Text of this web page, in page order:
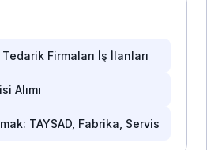
Firmaları İş İlanları
Alımı
TAYSAD, Fabrika, Servis